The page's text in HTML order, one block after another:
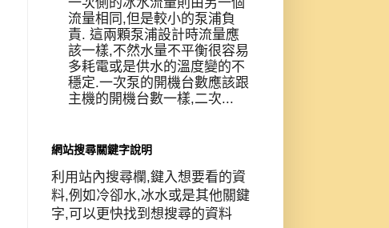
流量相同,但是較小的泵浦負
責. 這兩顆泵浦設計時流量應
該一樣,不然水量不平衡很容易
多耗電或是供水的溫度變的不
穩定.一次泵的開機台數應該跟
主機的開機台數一樣,二次...
網站搜尋關鍵字說明
利用站內搜尋欄,鍵入想要看的資
料,例如冷卻水,冰水或是其他關鍵
字,可以更快找到想搜尋的資料